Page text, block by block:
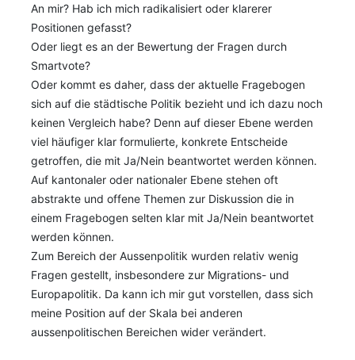
An mir? Hab ich mich radikalisiert oder klarerer
Positionen gefasst?
Oder liegt es an der Bewertung der Fragen durch
Smartvote?
Oder kommt es daher, dass der aktuelle Fragebogen
sich auf die städtische Politik bezieht und ich dazu noch
keinen Vergleich habe? Denn auf dieser Ebene werden
viel häufiger klar formulierte, konkrete Entscheide
getroffen, die mit Ja/Nein beantwortet werden können.
Auf kantonaler oder nationaler Ebene stehen oft
abstrakte und offene Themen zur Diskussion die in
einem Fragebogen selten klar mit Ja/Nein beantwortet
werden können.
Zum Bereich der Aussenpolitik wurden relativ wenig
Fragen gestellt, insbesondere zur Migrations- und
Europapolitik. Da kann ich mir gut vorstellen, dass sich
meine Position auf der Skala bei anderen
aussenpolitischen Bereichen wider verändert.